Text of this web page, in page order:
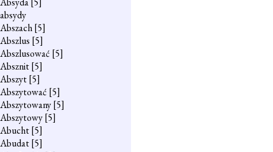
absydy
Abszach[5]
Abszlus [5]
Abszlusować [5]
Absznit[5]
Abszyt[5]
Abszytować [5]
Abszytowany[5]
Abszytowy[5]
Abucht[5]
Abudat[5]